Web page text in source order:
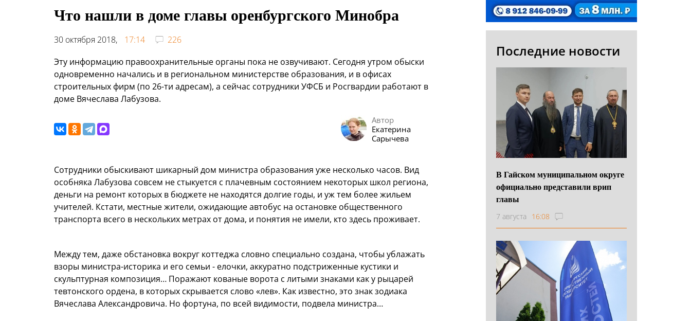
Что нашли в доме главы оренбургского Минобра
30 октября 2018, 17:14
226
Эту информацию правоохранительные органы пока не озвучивают. Сегодня утром обыски
одновременно начались и в региональном министерстве образования, и в офисах
строительных фирм (по 26-ти адресам), а сейчас сотрудники УФСБ и Росгвардии работают в
доме Вячеслава Лабузова.
Автор
Екатерина
Сарычева
Сотрудники обыскивают шикарный дом министра образования уже несколько часов. Вид
особняка Лабузова совсем не стыкуется с плачевным состоянием некоторых школ региона,
деньги на ремонт которых в бюджете не находятся долгие годы, и уж тем более жильем
учителей. Кстати, местные жители, ожидающие автобус на остановке общественного
транспорта всего в нескольких метрах от дома, и понятия не имели, кто здесь проживает.
Между тем, даже обстановка вокруг коттеджа словно специально создана, чтобы ублажать
взоры министра-историка и его семьи - елочки, аккуратно подстриженные кустики и
скульптурная композиция… Поражают кованые ворота с литыми знаками как у рыцарей
тевтонского ордена, в которых скрывается слово «лев». Как известно, это знак зодиака
Вячеслава Александровича. Но фортуна, по всей видимости, подвела министра…
Последние новости
В Гайском муниципальном округе
официально представили врип
главы
7 августа 16:08